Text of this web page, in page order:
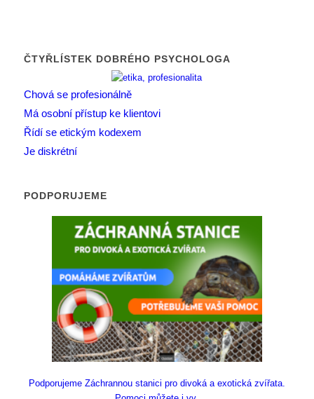
ČTYŘLÍSTEK DOBRÉHO PSYCHOLOGA
Chová se profesionálně
Má osobní přístup ke klientovi
Řídí se etickým kodexem
Je diskrétní
PODPORUJEME
Podporujeme Záchrannou stanici pro divoká a exotická zvířata.